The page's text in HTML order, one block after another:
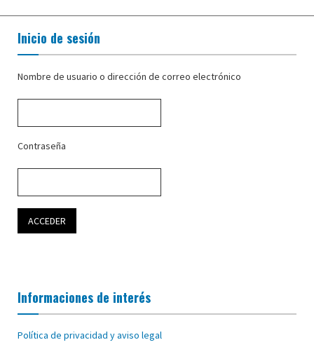
Inicio de sesión
Nombre de usuario o dirección de correo electrónico
Contraseña
Informaciones de interés
Política de privacidad y aviso legal